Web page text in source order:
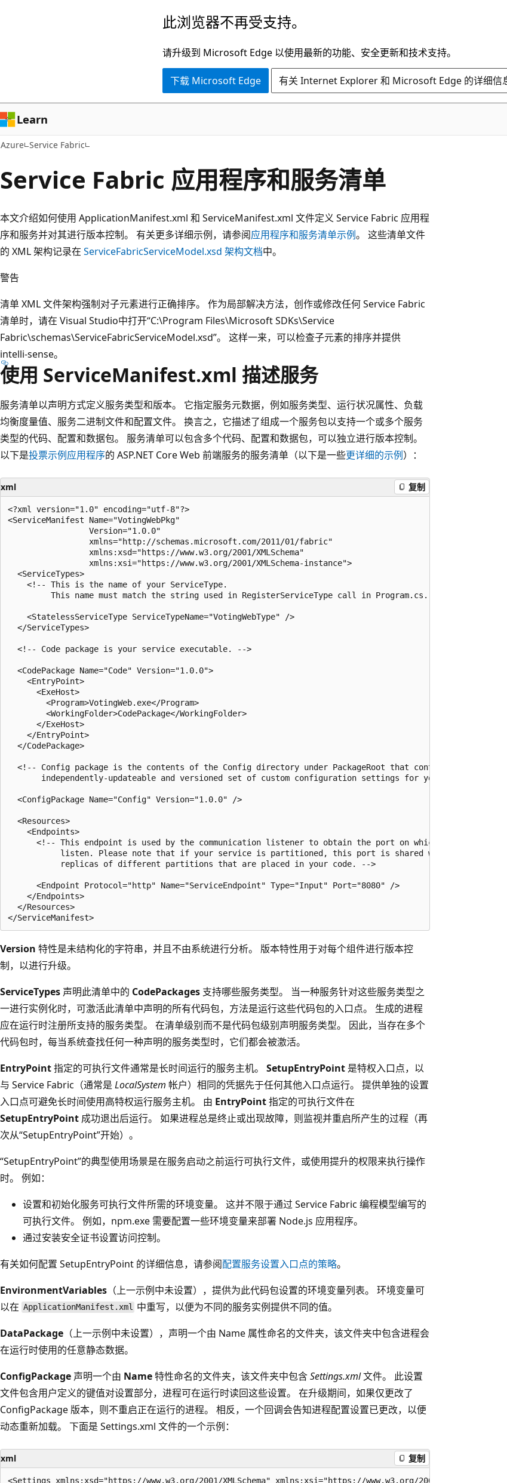
容
此浏览器不再受支持。
请升级到 Microsoft Edge 以使用最新的功能、安全更新和技术支持。
下载 Microsoft Edge 有关 Internet Explorer 和 Microsoft Edge 的详细信
Learn
Azure Service Fabric
Service Fabric 应用程序和服务清单
本文介绍如何使用 ApplicationManifest.xml 和 ServiceManifest.xml 文件定义 Service Fabric 应用程
序和服务并对其进行版本控制。 有关更多详细示例，请参阅应用程序和服务清单示例。 这些清单文件
的 XML 架构记录在 ServiceFabricServiceModel.xsd 架构文档中。
警告
清单 XML 文件架构强制对子元素进行正确排序。 作为局部解决方法，创作或修改任何 Service Fabric
清单时，请在 Visual Studio中打开“C:\Program Files\Microsoft SDKs\Service
Fabric\schemas\ServiceFabricServiceModel.xsd”。 这样一来，可以检查子元素的排序并提供
intelli-sense。
使用 ServiceManifest.xml 描述服务
服务清单以声明方式定义服务类型和版本。 它指定服务元数据，例如服务类型、运行状况属性、负载
均衡度量值、服务二进制文件和配置文件。 换言之，它描述了组成一个服务包以支持一个或多个服务
类型的代码、配置和数据包。 服务清单可以包含多个代码、配置和数据包，可以独立进行版本控制。
以下是投票示例应用程序的 ASP.NET Core Web 前端服务的服务清单（以下是一些更详细的示例）：
xml 复制
<?xml version="1.0" encoding="utf-8"?>
<ServiceManifest Name="VotingWebPkg"
                 Version="1.0.0"
                 xmlns="http://schemas.microsoft.com/2011/01/fabric"
                 xmlns:xsd="https://www.w3.org/2001/XMLSchema"
                 xmlns:xsi="https://www.w3.org/2001/XMLSchema-instance">
  <ServiceTypes>
    <!-- This is the name of your ServiceType.
         This name must match the string used in RegisterServiceType call in Program.cs. -->
    <StatelessServiceType ServiceTypeName="VotingWebType" />
  </ServiceTypes>
  <!-- Code package is your service executable. -->
  <CodePackage Name="Code" Version="1.0.0">
    <EntryPoint>
      <ExeHost>
        <Program>VotingWeb.exe</Program>
        <WorkingFolder>CodePackage</WorkingFolder>
      </ExeHost>
    </EntryPoint>
  </CodePackage>
  <!-- Config package is the contents of the Config directory under PackageRoot that contains an
       independently-updateable and versioned set of custom configuration settings for your service. -->
  <ConfigPackage Name="Config" Version="1.0.0" />
  <Resources>
    <Endpoints>
      <!-- This endpoint is used by the communication listener to obtain the port on which to
           listen. Please note that if your service is partitioned, this port is shared with
           replicas of different partitions that are placed in your code. -->
      <Endpoint Protocol="http" Name="ServiceEndpoint" Type="Input" Port="8080" />
    </Endpoints>
  </Resources>
Version 特性是未结构化的字符串，并且不由系统进行分析。 版本特性用于对每个组件进行版本控
制，以进行升级。
ServiceTypes 声明此清单中的 CodePackages 支持哪些服务类型。 当一种服务针对这些服务类型之
一进行实例化时，可激活此清单中声明的所有代码包，方法是运行这些代码包的入口点。 生成的进程
应在运行时注册所支持的服务类型。 在清单级别而不是代码包级别声明服务类型。 因此，当存在多个
代码包时，每当系统查找任何一种声明的服务类型时，它们都会被激活。
EntryPoint指定的可执行文件通常是长时间运行的服务主机。 SetupEntryPoint 是特权入口点，以
与 Service Fabric（通常是 LocalSystem 帐户）相同的凭据先于任何其他入口点运行。 提供单独的设置
入口点可避免长时间使用高特权运行服务主机。 由 EntryPoint指定的可执行文件在
SetupEntryPoint 成功退出后运行。 如果进程总是终止或出现故障，则监视并重启所产生的过程（再
次从“SetupEntryPoint”开始）。
“SetupEntryPoint”的典型使用场景是在服务启动之前运行可执行文件，或使用提升的权限来执行操作
时。 例如：
设置和初始化服务可执行文件所需的环境变量。 这并不限于通过 Service Fabric 编程模型编写的
可执行文件。 例如，npm.exe 需要配置一些环境变量来部署 Node.js 应用程序。
通过安装安全证书设置访问控制。
有关如何配置 SetupEntryPoint 的详细信息，请参阅配置服务设置入口点的策略。
EnvironmentVariables （上一示例中未设置），提供为此代码包设置的环境变量列表。 环境变量可
以在 ApplicationManifest.xml 中重写，以便为不同的服务实例提供不同的值。
DataPackage （上一示例中未设置），声明一个由 Name 属性命名的文件夹，该文件夹中包含进程会
在运行时使用的任意静态数据。
ConfigPackage 声明一个由 Name特性命名的文件夹，该文件夹中包含Settings.xml文件。 此设置
文件包含用户定义的键值对设置部分，进程可在运行时读回这些设置。 在升级期间，如果仅更改了
ConfigPackage 版本，则不重启正在运行的进程。
相反，一个回调会告知进程配置设置已更改，以便
动态重新加载。 下面是 Settings.xml 文件的一个示例：
xml 复制
<Settings xmlns:xsd="https://www.w3.org/2001/XMLSchema" xmlns:xsi="https://www.w3.org/2001/